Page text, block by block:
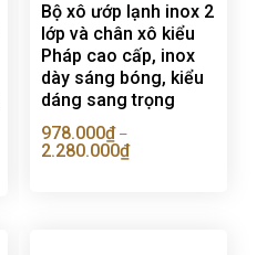
Bộ xô ướp lạnh inox 2
lớp và chân xô kiểu
Pháp cao cấp, inox
dày sáng bóng, kiểu
dáng sang trọng
978.000₫–
2.280.000₫